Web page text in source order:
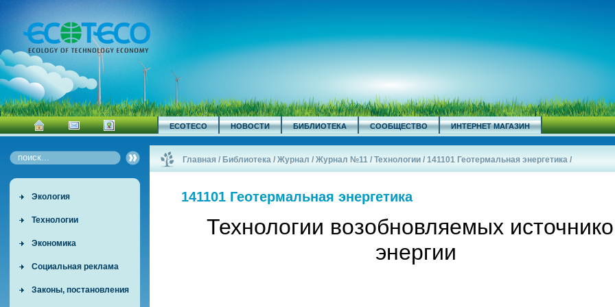
ECOTECO НОВОСТИ БИБЛИОТЕКА СООБЩЕСТВО ИНТЕРНЕТ МАГАЗИН
Экология
Технологии
Экономика
Социальная реклама
Законы, постановления
Главная / Библиотека /Журнал /Журнал №11 /Технологии /141101 Геотермальная энергетика /
141101 Геотермальная энергетика
Технологии возобновляемых
энергии